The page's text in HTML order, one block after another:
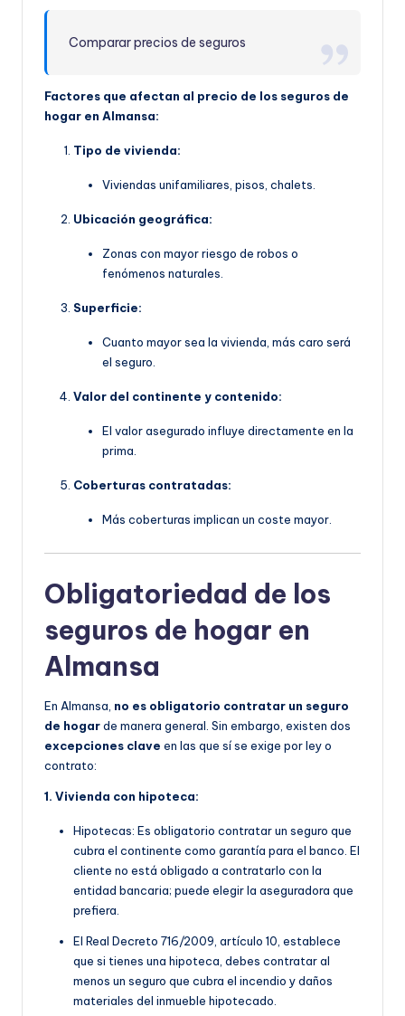
Comparar precios de seguros
Factores que afectan al precio de los seguros de
hogar en Almansa:
Tipo de vivienda:
Viviendas unifamiliares, pisos, chalets.
Ubicación geográfica:
Zonas con mayor riesgo de robos o
fenómenos naturales.
Superficie:
Cuanto mayor sea la vivienda, más caro será
el seguro.
Valor del continente y contenido:
El valor asegurado influye directamente en la
prima.
Coberturas contratadas:
Más coberturas implican un coste mayor.
Obligatoriedad de los
seguros de hogar en
Almansa
En Almansa, no es obligatorio contratar un seguro
de hogarde manera general. Sin embargo, existen dos
excepciones clave en las que sí se exige por ley o
contrato:
1. Vivienda con hipoteca:
Hipotecas: Es obligatorio contratar un seguro que
cubra el continente como garantía para el banco. El
cliente no está obligado a contratarlo con la
entidad bancaria; puede elegir la aseguradora que
prefiera.
El Real Decreto 716/2009, artículo 10, establece
que si tienes una hipoteca, debes contratar al
menos un seguro que cubra el incendio y daños
materiales del inmueble hipotecado.